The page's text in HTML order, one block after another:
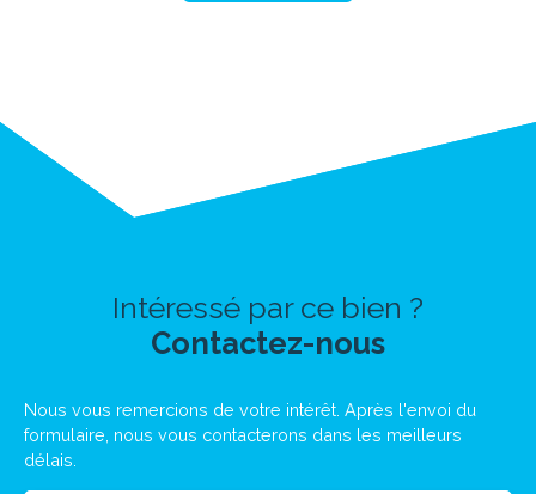
Intéressé par ce bien ?
Contactez-nous
Nous vous remercions de votre intérêt. Après l'envoi du
formulaire, nous vous contacterons dans les meilleurs
délais.